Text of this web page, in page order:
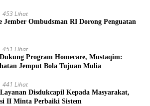
453 Lihat
Jember Ombudsman RI Dorong Penguatan
451 Lihat
Program Homecare, Mustaqim:
Jemput Bola Tujuan Mulia
441 Lihat
Disdukcapil Kepada Masyarakat,
II Minta Perbaiki Sistem